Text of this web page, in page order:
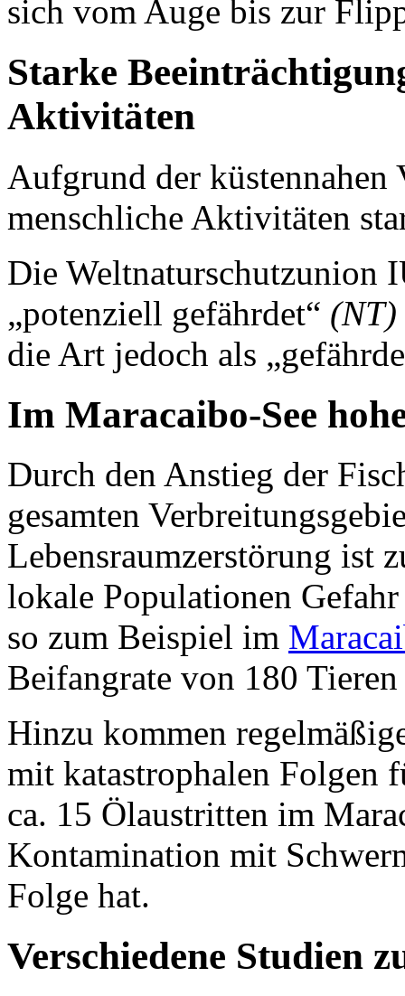
sich vom Auge bis zur
Starke
Aktivitäten
Aufgrund der
menschliche Aktivitäten
Die Weltnaturschutzunion
„potenziell gefährdet“ (NT)
die Art jedoch als
Im Maracaibo-See
Durch den Anstieg der
gesamten
Lebensraumzerstörung ist
lokale Populationen
so zum Beispiel im
Beifangrate von 180
Hinzu kommen
mit katastrophalen Folgen
ca. 15 Ölaustritten im
Kontamination mit
Folge hat.
Verschiedene Studien